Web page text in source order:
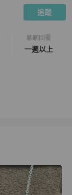
追蹤
聊聊回覆
一週以上